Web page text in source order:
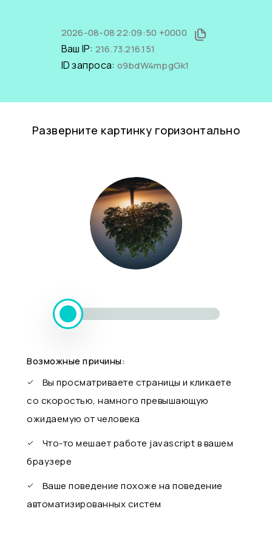
2026-08-08 22:09:50 +0000
Ваш IP: 216.73.216.151
ID запроса: o9bdW4mpgGk1
Разверните картинку горизонтально
Возможные причины:
Вы просматриваете страницы и кликаете
со скоростью, намного превышающую
ожидаемую от человека
Что-то мешает работе javascript в вашем
браузере
Ваше поведение похоже на поведение
автоматизированных систем